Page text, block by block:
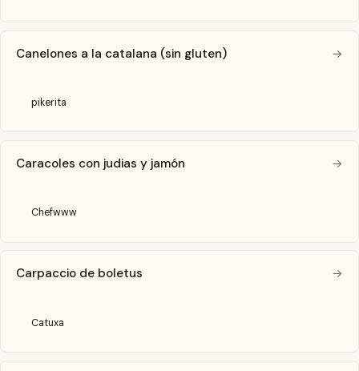
Canelones a la catalana (sin gluten) →
pikerita
Caracoles con judias y jamón →
Chefwww
Carpaccio de boletus →
Catuxa